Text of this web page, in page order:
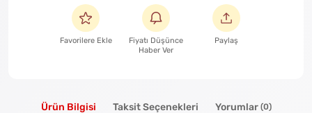
Favorilere Ekle
Fiyatı Düşünce
Haber Ver
Paylaş
Ürün Bilgisi Taksit Seçenekleri Yorumlar (0)